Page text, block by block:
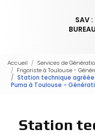
SAV
Accueil
Services de
Frigoriste à Toulouse -
Station technique agréée
Puma à Toulouse -
Station